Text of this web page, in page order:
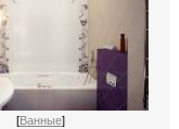
[Ванные]